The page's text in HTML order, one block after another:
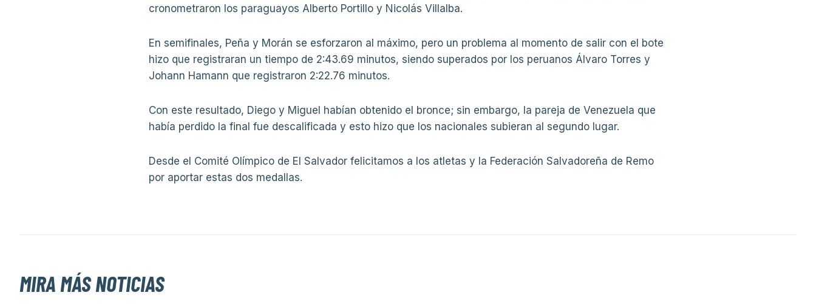
cronometraron los paraguayos Alberto Portillo y Nicolás Villalba.
En semifinales, Peña y Morán se esforzaron al máximo, pero un problema al momento de salir con el bote
hizo que registraran un tiempo de 2:43.69 minutos, siendo superados por los peruanos Álvaro Torres y
Johann Hamann que registraron 2:22.76 minutos.
Con este resultado, Diego y Miguel habían obtenido el bronce; sin embargo, la pareja de Venezuela que
había perdido la final fue descalificada y esto hizo que los nacionales subieran al segundo lugar.
Desde el Comité Olímpico de El Salvador felicitamos a los atletas y la Federación Salvadoreña de Remo
por aportar estas dos medallas.
MIRA MÁS NOTICIAS